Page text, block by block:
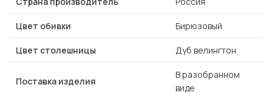
Цвет обивки Бирюзовый
Цвет столешницы Дуб велингтон
Поставка изделия
В разобранном
виде